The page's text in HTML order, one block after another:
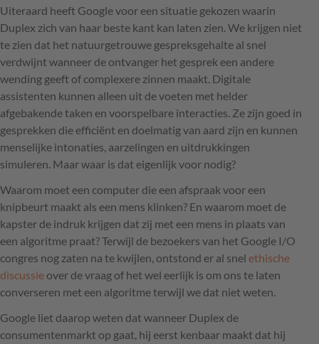
Uiteraard heeft Google voor een situatie gekozen waarin
Duplex zich van haar beste kant kan laten zien. We krijgen niet
te zien dat het natuurgetrouwe gespreksgehalte al snel
verdwijnt wanneer de ontvanger het gesprek een andere
wending geeft of complexere zinnen maakt. Digitale
assistenten kunnen alleen uit de voeten met helder
afgebakende taken en voorspelbare interacties. Ze zijn goed in
gesprekken die efficiënt en doelmatig van aard zijn en kunnen
menselijke intonaties, aarzelingen en uitdrukkingen
simuleren. Maar waar is dat eigenlijk voor nodig?
Waarom moet een computer die een afspraak voor een
knipbeurt maakt als een mens klinken? En waarom moet de
kapster de indruk krijgen dat zij met een mens in plaats van
een algoritme praat? Terwijl de bezoekers van het Google I/O
congres nog zaten na te kwijlen, ontstond er al snel ethische
discussie over de vraag of het wel eerlijk is om ons te laten
converseren met een algoritme terwijl we dat niet weten.
Google liet daarop weten dat wanneer Duplex de
consumentenmarkt op gaat, hij eerst kenbaar maakt dat hij